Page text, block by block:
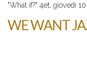
"What if?" 4et, giovedì
WE WANT